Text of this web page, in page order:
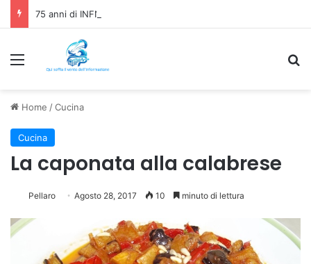
Home /Cucina
Cucina
La caponata alla calabrese
Pellaro Agosto 28, 2017 10 minuto di lettura